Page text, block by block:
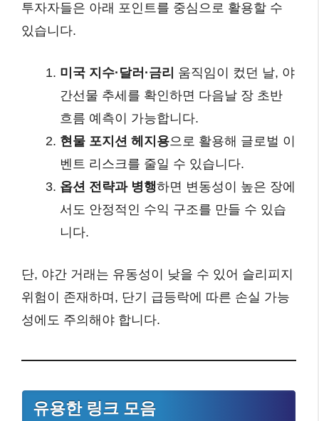
투자자들은 아래 포인트를 중심으로 활용할 수
있습니다.
미국 지수·달러·금리 움직임이 컸던 날, 야
간선물 추세를 확인하면 다음날 장 초반
흐름 예측이 가능합니다.
현물 포지션 헤지용으로 활용해 글로벌 이
벤트 리스크를 줄일 수 있습니다.
옵션 전략과 병행하면 변동성이 높은 장에
서도 안정적인 수익 구조를 만들 수 있습
니다.
단, 야간 거래는 유동성이 낮을 수 있어 슬리피지
위험이 존재하며, 단기 급등락에 따른 손실 가능
성에도 주의해야 합니다.
유용한 링크 모음